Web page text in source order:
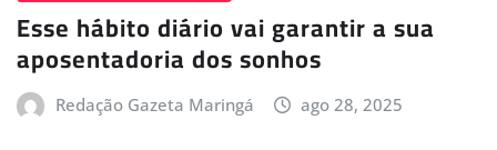
Esse hábito diário vai garantir a sua
aposentadoria dos sonhos
Redação Gazeta Maringá ago 28, 2025